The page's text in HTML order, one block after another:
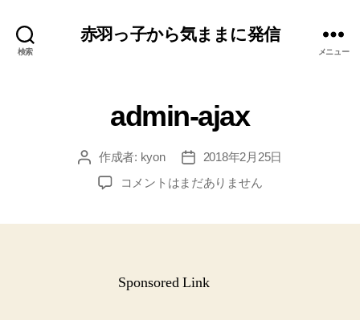
検索
赤羽っ子から気ままに発信
メニュー
admin-ajax
投 作成者: kyon
投
稿
日
2018年2月25日
admin-
コメントはまだありません
Sponsored Link